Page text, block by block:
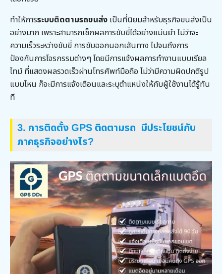
ทำให้การระบบติดตามรถขนส่ง เป็นที่นิยมสำหรับธุรกิจขนส่งเป็น
อย่างมาก เพราะสามารถเช็กผลการขับขี่ได้อย่างแม่นยำ ไม่ว่าจะ
ความเร็วระหว่างขับขี่ การขับออกนอกเส้นทาง ไปจนถึงการ
ป้องกันการโจรกรรมต่างๆ โดยมีการแจ้งผลการทำงานแบบเรียล
ไทม์ ที่แสดงผลรวดเร็วผ่านโทรศัพท์มือถือ ไม่ว่ามีความผิดปกติรูป
แบบไหน ก็จะมีการแจ้งเตือนและระบุตำแหน่งให้กับผู้ใช้งานได้รู้ทัน
ที
3. การติดตั้ง GPS ติดตามรถ มีประโยชน์กับ
ภาคธุรกิจอย่างไร?